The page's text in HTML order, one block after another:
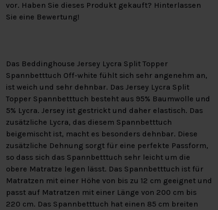
vor. Haben Sie dieses Produkt gekauft? Hinterlassen
Sie eine Bewertung!
Das Beddinghouse Jersey Lycra Split Topper
Spannbetttuch Off-white fühlt sich sehr angenehm an,
ist weich und sehr dehnbar. Das Jersey Lycra Split
Topper Spannbetttuch besteht aus 95% Baumwolle und
5% Lycra. Jersey ist gestrickt und daher elastisch. Das
zusätzliche Lycra, das diesem Spannbetttuch
beigemischt ist, macht es besonders dehnbar. Diese
zusätzliche Dehnung sorgt für eine perfekte Passform,
so dass sich das Spannbetttuch sehr leicht um die
obere Matratze legen lässt. Das Spannbetttuch ist für
Matratzen mit einer Höhe von bis zu 12 cm geeignet und
passt auf Matratzen mit einer Länge von 200 cm bis
220 cm. Das Spannbetttuch hat einen 85 cm breiten